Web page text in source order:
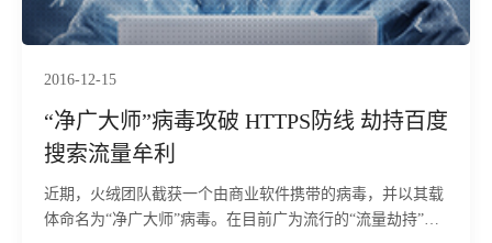
2016-12-15
“净广大师”病毒攻破 HTTPS防线 劫持百度
搜索流量牟利
近期，火绒团队截获一个由商业软件携带的病毒，并以其载
体命名为“净广大师”病毒。在目前广为流行的“流量劫持”类